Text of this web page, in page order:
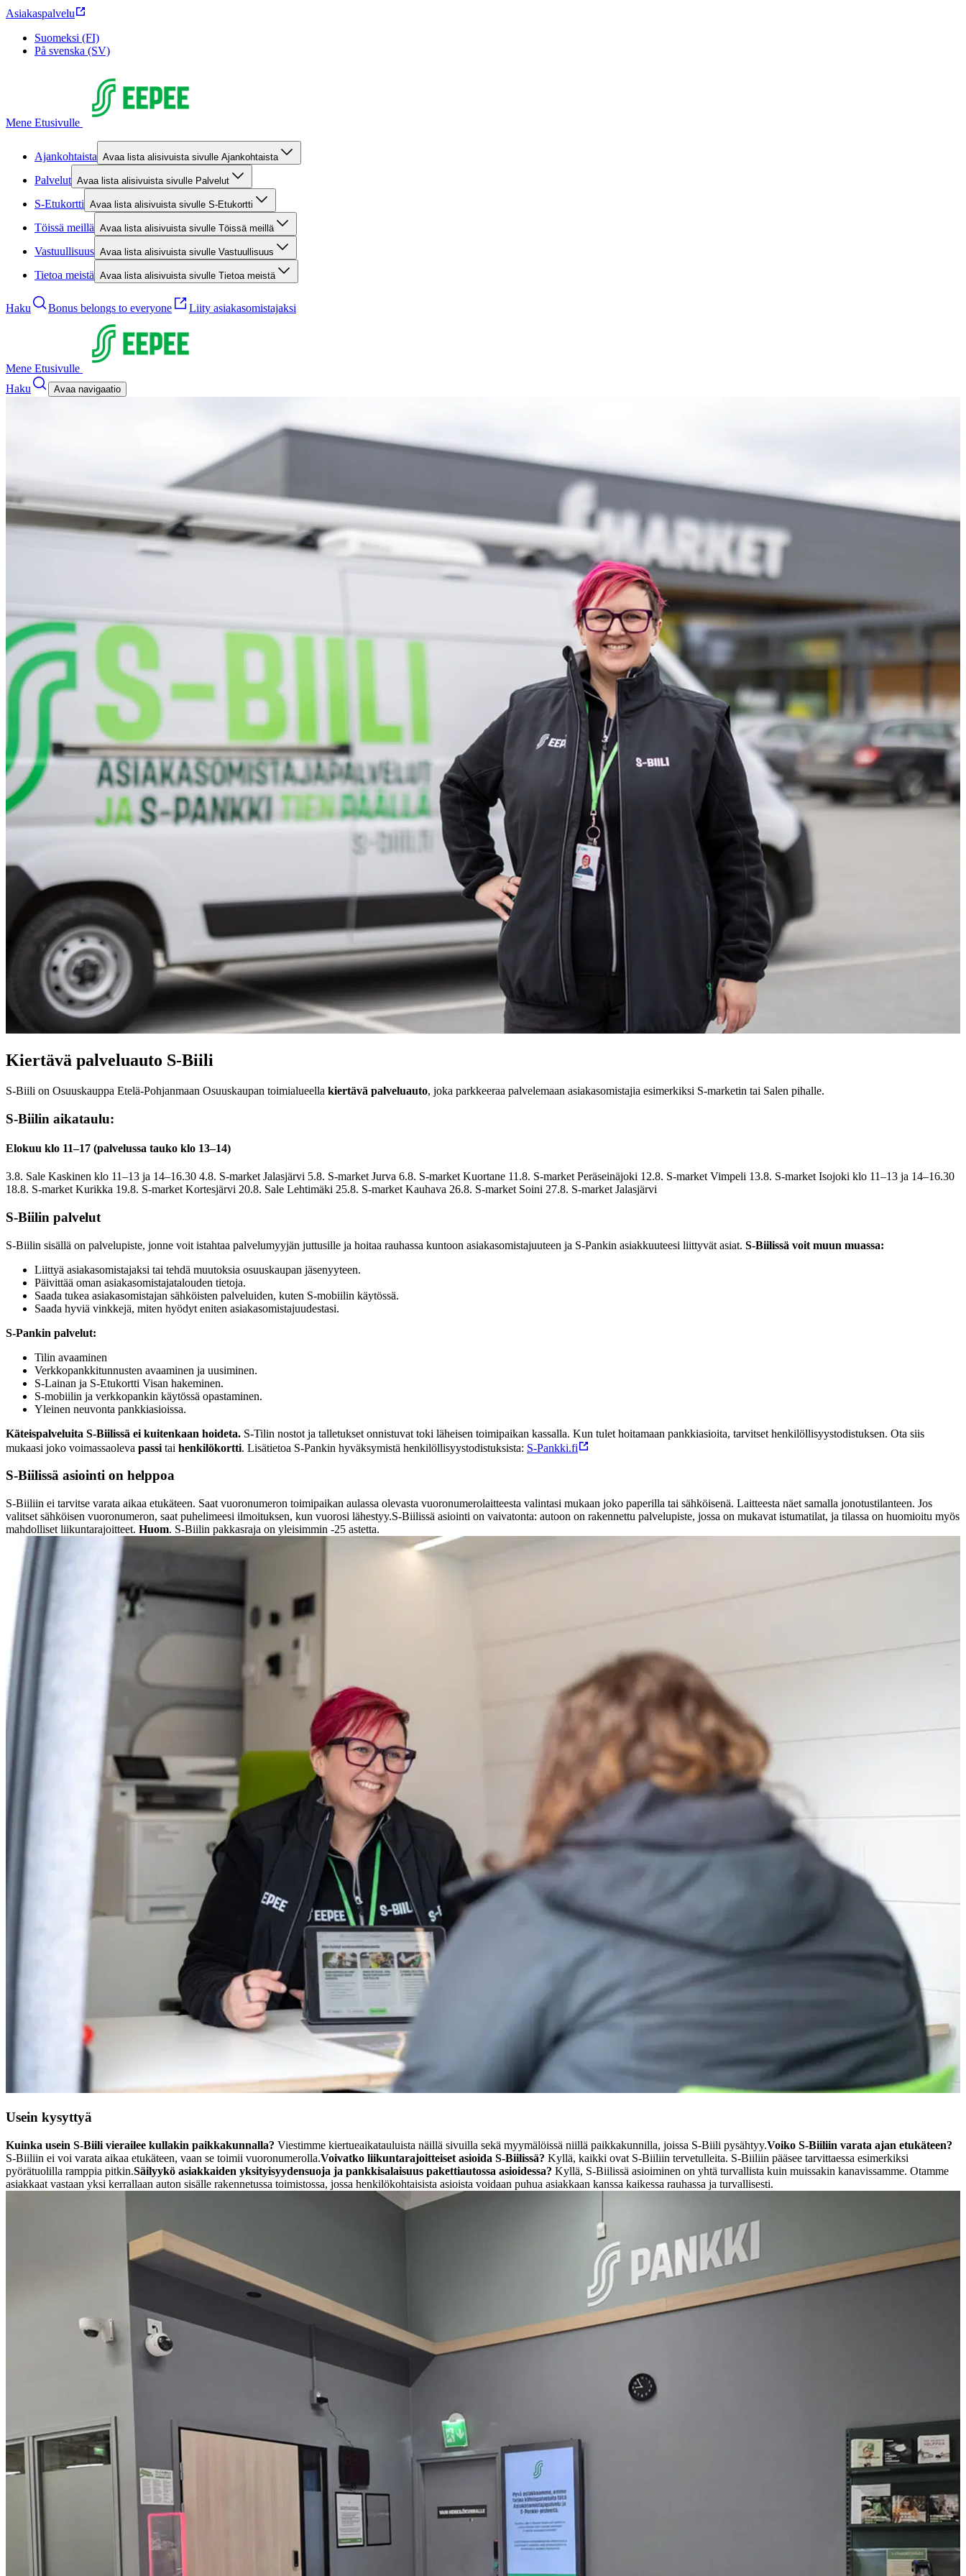
Asiakaspalvelu
Suomeksi (FI)
På svenska (SV)
Mene Etusivulle
Ajankohtaista Avaa lista alisivuista sivulle Ajankohtaista
Palvelut Avaa lista alisivuista sivulle Palvelut
S-Etukortti Avaa lista alisivuista sivulle S-Etukortti
Töissä meillä Avaa lista alisivuista sivulle Töissä meillä
Vastuullisuus Avaa lista alisivuista sivulle Vastuullisuus
Tietoa meistä Avaa lista alisivuista sivulle Tietoa meistä
Haku Bonus belongs to everyone Liity asiakasomistajaksi
Mene Etusivulle
Haku
Avaa navigaatio
Kiertävä palveluauto S-Biili
S-Biili on Osuuskauppa Etelä-Pohjanmaan Osuuskaupan toimialueella kiertävä palveluauto, joka parkkeeraa palvelemaan asiakasomistajia esimerkiksi S-marketin tai Salen pihalle.
S-Biilin aikataulu:
Elokuu klo 11–17 (palvelussa tauko klo 13–14)
3.8. Sale Kaskinen klo 11–13 ja 14–16.30 4.8. S-market Jalasjärvi 5.8. S-market Jurva 6.8. S-market Kuortane 11.8. S-market Peräseinäjoki 12.8. S-market Vimpeli 13.8. S-market Isojoki klo 11–13 ja 14–16.30
18.8. S-market Kurikka 19.8. S-market Kortesjärvi 20.8. Sale Lehtimäki 25.8. S-market Kauhava 26.8. S-market Soini 27.8. S-market Jalasjärvi
S-Biilin palvelut
S-Biilin sisällä on palvelupiste, jonne voit istahtaa palvelumyyjän juttusille ja hoitaa rauhassa kuntoon asiakasomistajuuteen ja S-Pankin asiakkuuteesi liittyvät asiat. S-Biilissä voit muun muassa:
Liittyä asiakasomistajaksi tai tehdä muutoksia osuuskaupan jäsenyyteen.
Päivittää oman asiakasomistajatalouden tietoja.
Saada tukea asiakasomistajan sähköisten palveluiden, kuten S-mobiilin käytössä.
Saada hyviä vinkkejä, miten hyödyt eniten asiakasomistajuudestasi.
S-Pankin palvelut:
Tilin avaaminen
Verkkopankkitunnusten avaaminen ja uusiminen.
S-Lainan ja S-Etukortti Visan hakeminen.
S-mobiilin ja verkkopankin käytössä opastaminen.
Yleinen neuvonta pankkiasioissa.
Käteispalveluita S-Biilissä ei kuitenkaan hoideta. S-Tilin nostot ja talletukset onnistuvat toki läheisen toimipaikan kassalla. Kun tulet hoitamaan pankkiasioita, tarvitset henkilöllisyystodistuksen. Ota siis
mukaasi joko voimassaoleva passi tai henkilökortti. Lisätietoa S-Pankin hyväksymistä henkilöllisyystodistuksista: S-Pankki.fi
S-Biilissä asiointi on helppoa
S-Biiliin ei tarvitse varata aikaa etukäteen. Saat vuoronumeron toimipaikan aulassa olevasta vuoronumerolaitteesta valintasi mukaan joko paperilla tai sähköisenä. Laitteesta näet samalla jonotustilanteen. Jos
valitset sähköisen vuoronumeron, saat puhelimeesi ilmoituksen, kun vuorosi lähestyy.S-Biilissä asiointi on vaivatonta: autoon on rakennettu palvelupiste, jossa on mukavat istumatilat, ja tilassa on huomioitu myös
mahdolliset liikuntarajoitteet. Huom. S-Biilin pakkasraja on yleisimmin -25 astetta.
Usein kysyttyä
Kuinka usein S-Biili vierailee kullakin paikkakunnalla? Viestimme kiertueaikatauluista näillä sivuilla sekä myymälöissä niillä paikkakunnilla, joissa S-Biili pysähtyy.Voiko S-Biiliin varata ajan etukäteen?
S-Biiliin ei voi varata aikaa etukäteen, vaan se toimii vuoronumerolla.Voivatko liikuntarajoitteiset asioida S-Biilissä? Kyllä, kaikki ovat S-Biiliin tervetulleita. S-Biiliin pääsee tarvittaessa esimerkiksi
pyörätuolilla ramppia pitkin.Säilyykö asiakkaiden yksityisyydensuoja ja pankkisalaisuus pakettiautossa asioidessa? Kyllä, S-Biilissä asioiminen on yhtä turvallista kuin muissakin kanavissamme. Otamme
asiakkaat vastaan yksi kerrallaan auton sisälle rakennetussa toimistossa, jossa henkilökohtaisista asioista voidaan puhua asiakkaan kanssa kaikessa rauhassa ja turvallisesti.